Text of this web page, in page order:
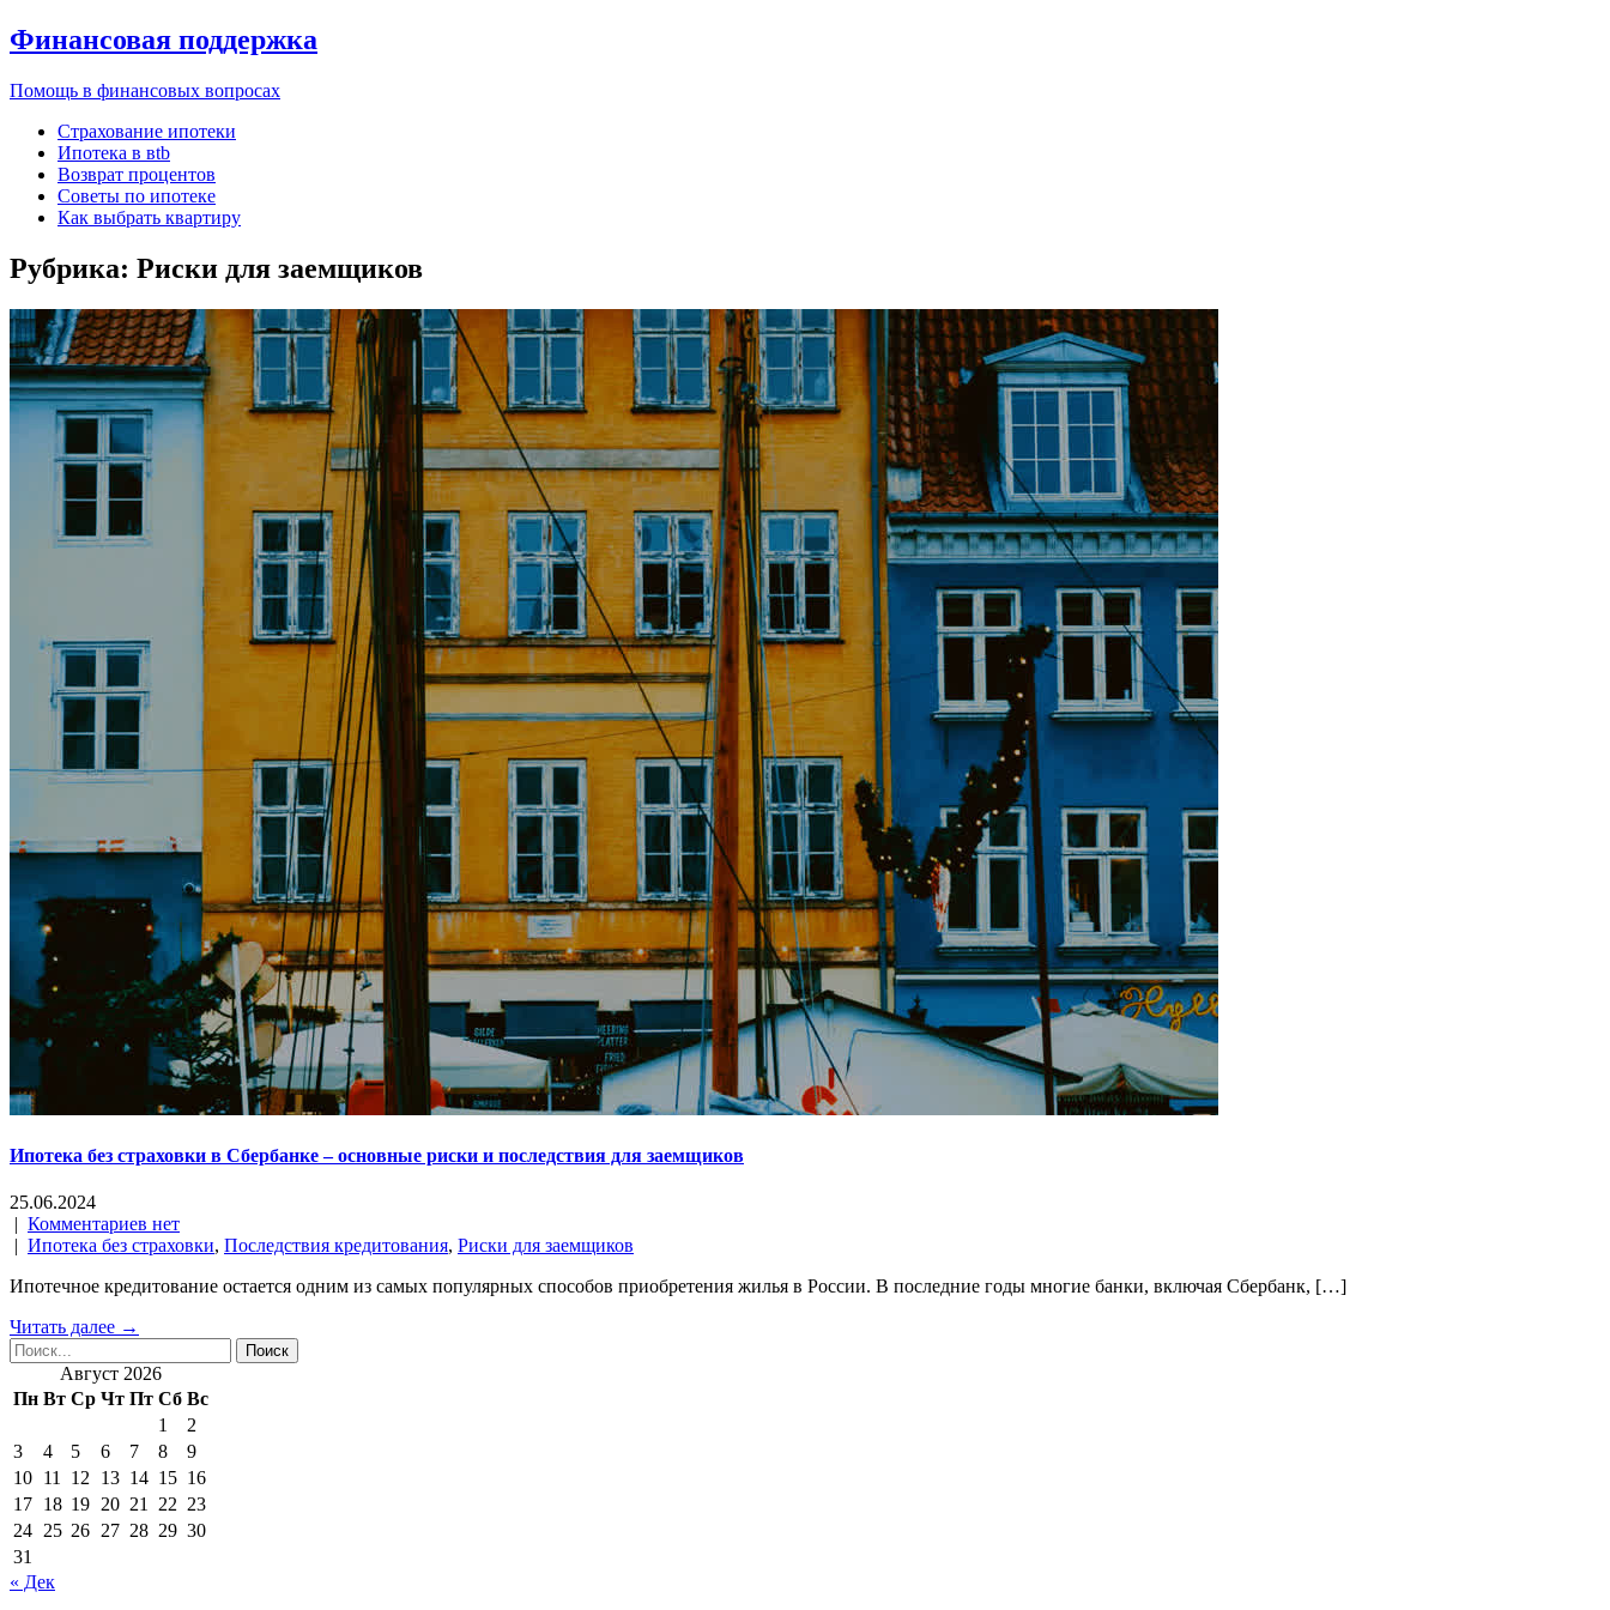
Финансовая поддержка
Помощь в финансовых вопросах
Страхование ипотеки
Ипотека в вtb
Возврат процентов
Советы по ипотеке
Как выбрать квартиру
Рубрика: Риски для заемщиков
Ипотека без страховки в Сбербанке – основные риски и последствия для заемщиков
25.06.2024
| Комментариев нет
| Ипотека без страховки, Последствия кредитования, Риски для заемщиков
Ипотечное кредитование остается одним из самых популярных способов приобретения жилья в России. В последние годы многие банки, включая Сбербанк, […]
Читать далее →
Август 2026
Пн Вт Ср Чт Пт Сб Вс
1
2
3
4 5 6 7 8
9
10 11 12 13 14 15 16
17 18 19 20 21 22 23
24 25 26 27 28 29 30
31
« Дек